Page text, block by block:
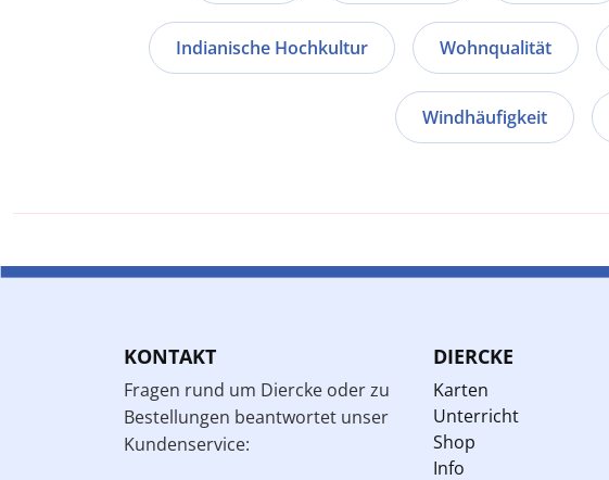
Indianische Hochkultur Wohnqualität
Windhäufigkeit
KONTAKT
Fragen rund um Diercke oder zu
Bestellungen beantwortet unser
Kundenservice:
DIERCKE
Karten
Unterricht
Shop
Info